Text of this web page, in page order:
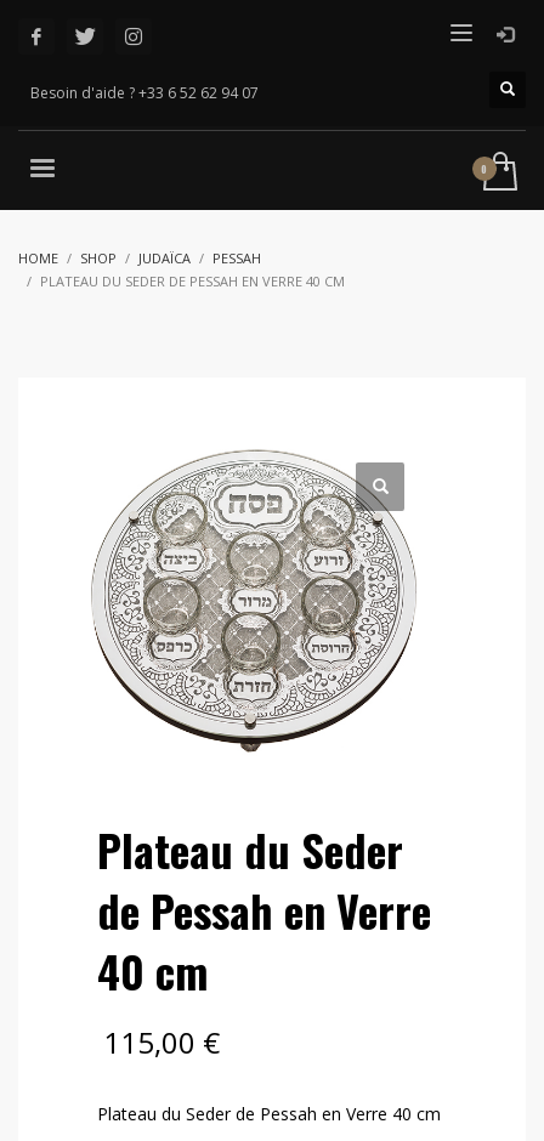
Besoin d'aide ? +33 6 52 62 94 07
HOME SHOP JUDAÏCA
PESSAH
PLATEAU DU SEDER DE PESSAH EN VERRE 40 CM
Plateau du Seder
de Pessah en Verre
40 cm
115,00 €
Plateau du Seder de Pessah en Verre 40 cm